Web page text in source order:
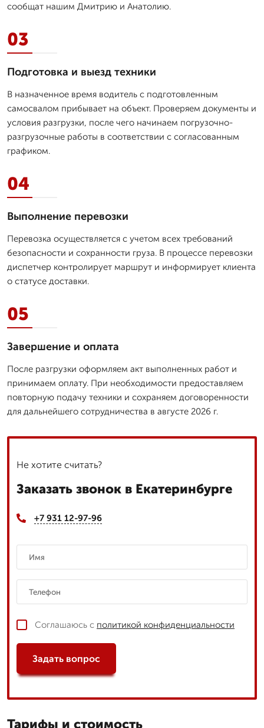
сообщат нашим Дмитрию и Анатолию.
03
Подготовка и выезд техники
В назначенное время водитель с подготовленным
самосвалом прибывает на объект. Проверяем документы и
условия разгрузки, после чего начинаем погрузочно-
разгрузочные работы в соответствии с согласованным
графиком.
04
Выполнение перевозки
Перевозка осуществляется с учетом всех требований
безопасности и сохранности груза. В процессе перевозки
диспетчер контролирует маршрут и информирует клиента
о статусе доставки.
05
Завершение и оплата
После разгрузки оформляем акт выполненных работ и
принимаем оплату. При необходимости предоставляем
повторную подачу техники и сохраняем договоренности
для дальнейшего сотрудничества в августе 2026 г.
Не хотите считать?
Заказать звонок в Екатеринбурге
+7 931 12-97-96
Соглашаюсь с политикой конфиденциальности
Задать вопрос
Тарифы и стоимость